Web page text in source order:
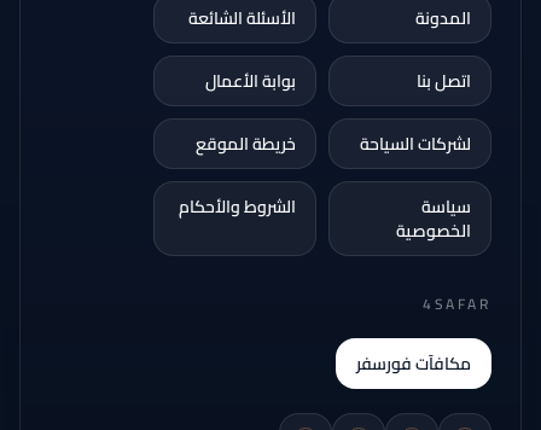
المدونة
الأسئلة الشائعة
اتصل بنا
بوابة الأعمال
لشركات السياحة
خريطة الموقع
سياسة
الخصوصية
الشروط والأحكام
4SAFAR
مكافآت فورسفر